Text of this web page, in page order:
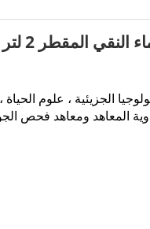
2 لتر / دقيقة
المعاهد ومعاهد فحص